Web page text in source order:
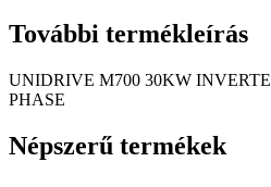
További termékleírás
UNIDRIVE M700 30KW
PHASE
Népszerű termékek